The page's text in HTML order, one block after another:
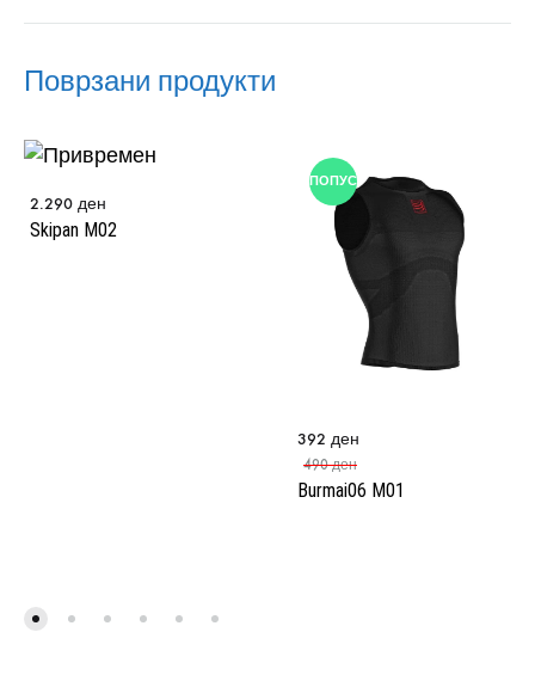
Поврзани продукти
Skipan M02
2.290 ден
ПОПУСТ
Burmai06 M01
392 ден
490ден